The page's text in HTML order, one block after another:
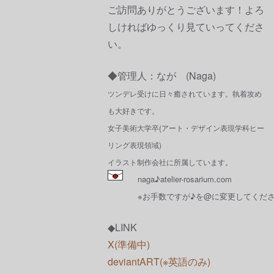
ご訪問ありがとうございます！よろ
しければゆっくり見ていってくださ
い。
◆管理人：なが (Naga)
ツンデレ受けに日々癒されています。執着攻め
も大好きです。
女子美術大学卒(アート・デザイン表現学科ヒー
リング表現領域)
イラスト制作会社に所属しています。
naga♪atelier-rosarium.com
※お手数ですが♪を@に変更してくだ
◆LINK
X(準備中)
deviantART(※英語のみ)